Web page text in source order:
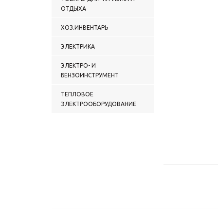
ОТДЫХА
ХОЗ.ИНВЕНТАРЬ
ЭЛЕКТРИКА
ЭЛЕКТРО- И
БЕНЗОИНСТРУМЕНТ
ТЕПЛОВОЕ
ЭЛЕКТРООБОРУДОВАНИЕ